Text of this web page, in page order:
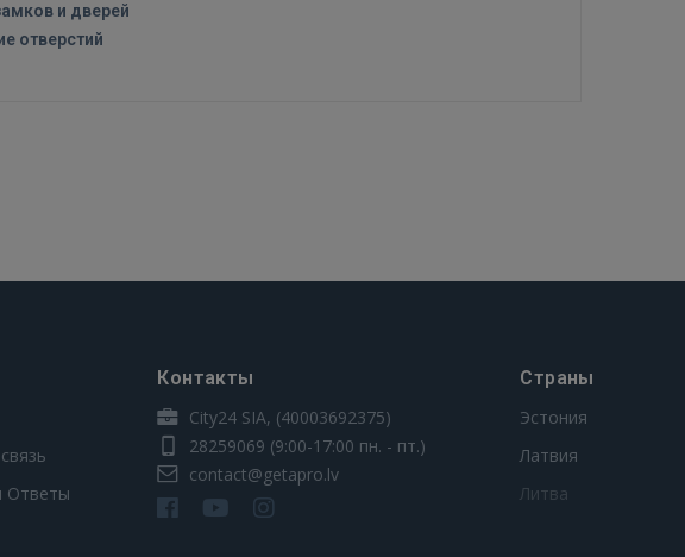
и дверей
отверстий
Ответы
Контакты
City24 SIA, (40003692375)
28259069 (9:00-17:00 пн. - пт.)
contact@getapro.lv
Страны
Эстония
Латвия
Литва